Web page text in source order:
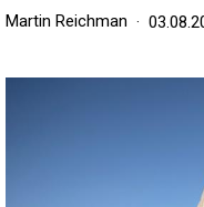
Martin Reichman